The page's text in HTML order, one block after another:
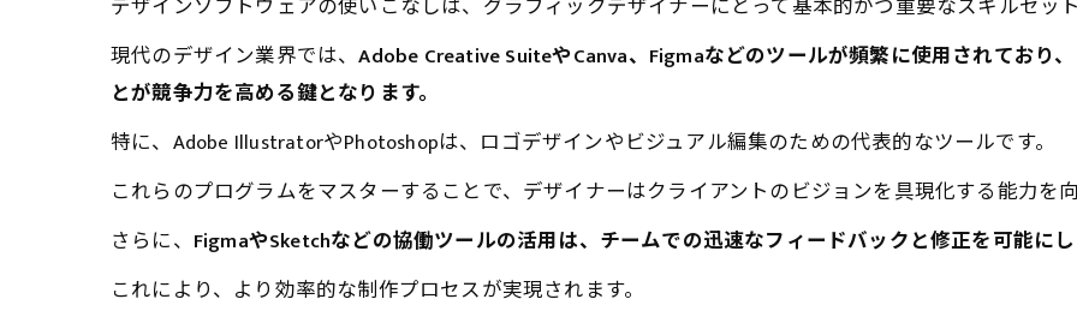
デザインソフトウェアの使いこなしは、グラフィックデザイナーにとって基本的かつ重要なスキルセット
現代のデザイン業界では、Adobe Creative SuiteやCanva、Figmaなどのツールが頻繁に使用されており
とが競争力を高める鍵となります。
特に、Adobe IllustratorやPhotoshopは、ロゴデザインやビジュアル編集のための代表的なツールです。
これらのプログラムをマスターすることで、デザイナーはクライアントのビジョンを具現化する能力を
さらに、 FigmaやSketchなどの協働ツールの活用は、チームでの迅速なフィードバックと修正を可能にし
これにより、より効率的な制作プロセスが実現されます。